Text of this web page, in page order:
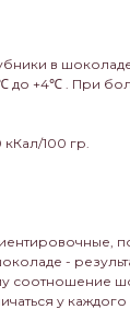
в
до +4℃ . При
100 гр.
-
соотношение
у